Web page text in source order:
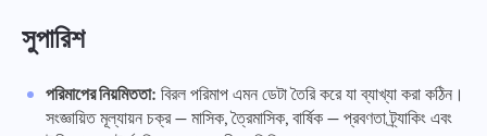
সুপারিশ
পরিমাপের নিয়মিততা: বিরল পরিমাপ এমন ডেটা তৈরি করে যা ব্যাখ্যা করা কঠিন।
সংজ্ঞায়িত মূল্যায়ন চক্র — মাসিক, ত্রৈমাসিক, বার্ষিক — প্রবণতা ট্র্যাকিং এবং